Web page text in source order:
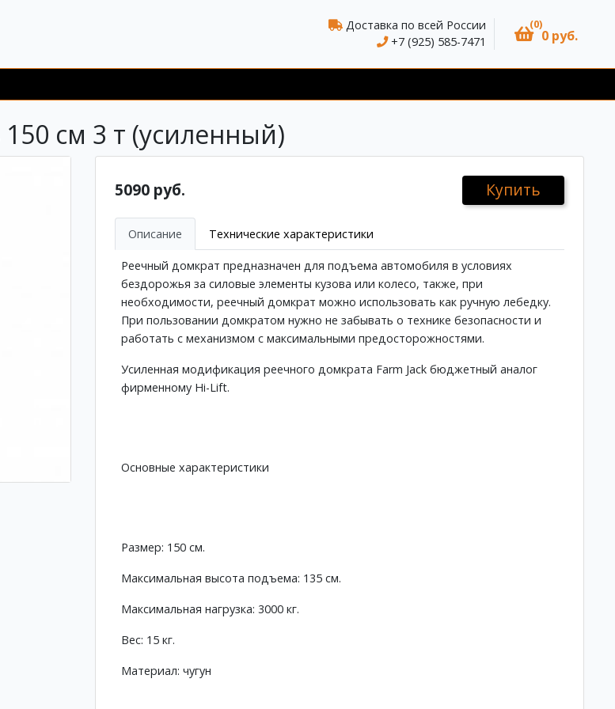
Доставка по всей России
+7 (925) 585-7471
(0)
0 руб.
см 3 т (усиленный)
5090 руб. Купить
Описание Технические характеристики
Реечный домкрат предназначен для подъема автомобиля в условиях
бездорожья за силовые элементы кузова или колесо, также, при
необходимости, реечный домкрат можно использовать как ручную лебедку.
При пользовании домкратом нужно не забывать о технике безопасности и
работать с механизмом с максимальными предосторожностями.
Усиленная модификация реечного домкрата Farm Jack бюджетный аналог
фирменному Hi-Lift.
Основные характеристики
Размер: 150 см.
Максимальная высота подъема: 135 см.
Максимальная нагрузка: 3000 кг.
Вес: 15 кг.
Материал: чугун